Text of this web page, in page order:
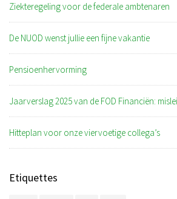
Ziekteregeling voor de federale ambtenaren
De NUOD wenst jullie een fijne vakantie
Pensioenhervorming
Jaarverslag 2025 van de FOD Financiën:
Hitteplan voor onze viervoetige collega’s
Etiquettes